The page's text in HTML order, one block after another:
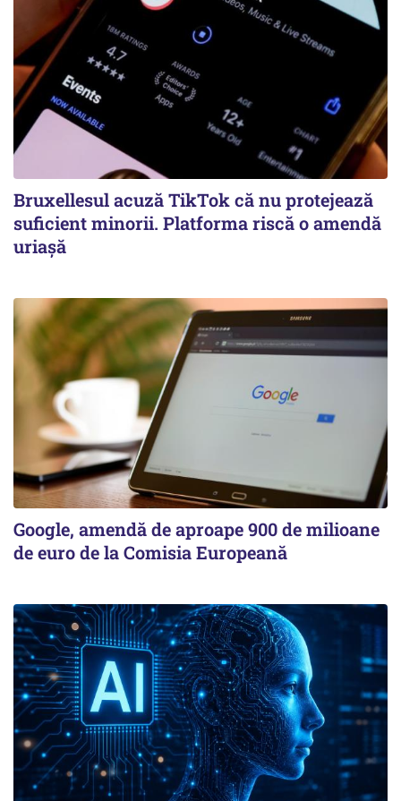
Bruxellesul acuză TikTok că nu protejează
suficient minorii. Platforma riscă o amendă
uriașă
Google, amendă de aproape 900 de milioane
de euro de la Comisia Europeană